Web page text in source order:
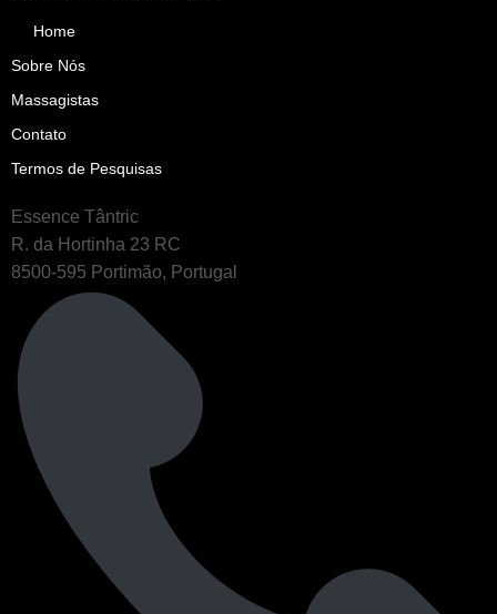
Home
Sobre Nós
Massagistas
Contato
Termos de Pesquisas
Essence Tântric
R. da Hortinha 23 RC
8500-595 Portimão, Portugal